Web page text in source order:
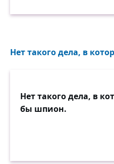
Нет такого дела, в
Нет такого дела, в
бы шпион.